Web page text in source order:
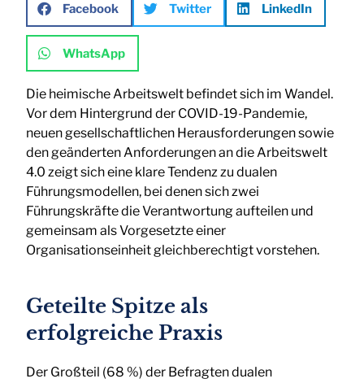
Facebook Twitter LinkedIn
WhatsApp
Die heimische Arbeitswelt befindet sich im Wandel.
Vor dem Hintergrund der COVID-19-Pandemie,
neuen gesellschaftlichen Herausforderungen sowie
den geänderten Anforderungen an die Arbeitswelt
4.0 zeigt sich eine klare Tendenz zu dualen
Führungsmodellen, bei denen sich zwei
Führungskräfte die Verantwortung aufteilen und
gemeinsam als Vorgesetzte einer
Organisationseinheit gleichberechtigt vorstehen.
Geteilte Spitze als
erfolgreiche Praxis
Der Großteil (68 %) der Befragten dualen